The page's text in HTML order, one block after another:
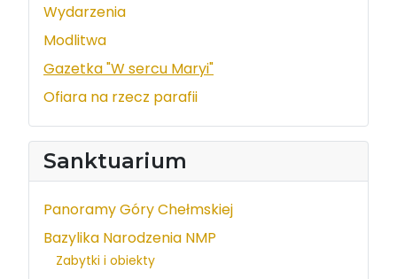
Wydarzenia
Modlitwa
Gazetka "W sercu Maryi"
Ofiara na rzecz parafii
Sanktuarium
Panoramy Góry Chełmskiej
Bazylika Narodzenia NMP
Zabytki i obiekty